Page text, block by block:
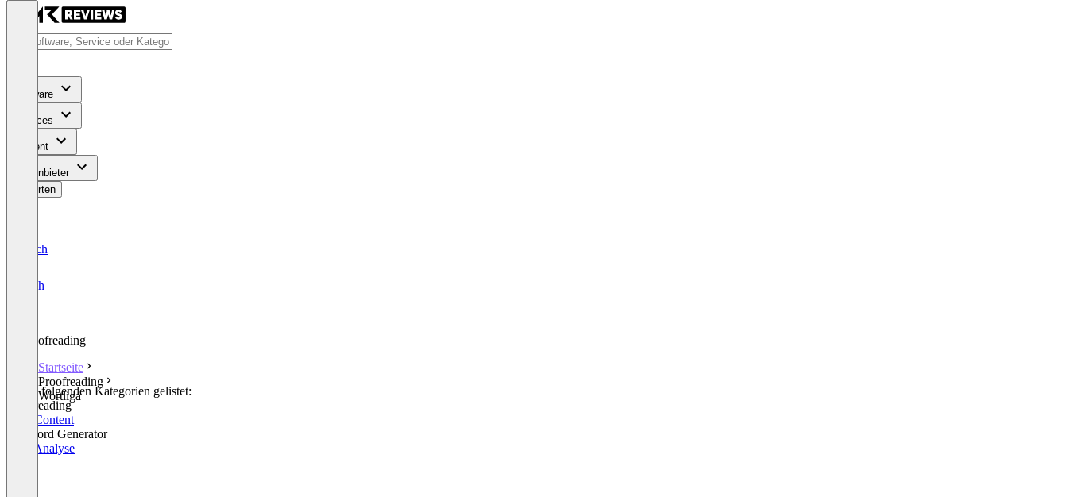
Software
Services
Content
Für Anbieter
Bewerten
Deutsch
English
Proofreading
Startseite
Proofreading
Wortliga
In den folgenden Kategorien gelistet:
Proofreading
SEO Content
Keyword Generator
SEO Analyse